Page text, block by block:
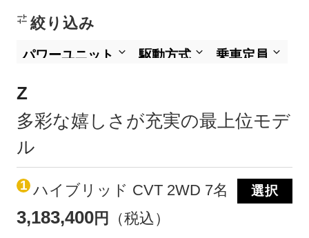
絞り込み
Z
多彩な嬉しさが充実の最上位モデ
ル
1 ハイブリッド CVT 2WD 7名
3,183,400円 （税込）
選択